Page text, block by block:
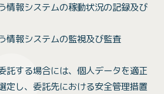
情報システムの稼動状況の記録及び
情報システムの監視及び監査
託する場合には、個人データを適正
定し、委託先における安全管理措置